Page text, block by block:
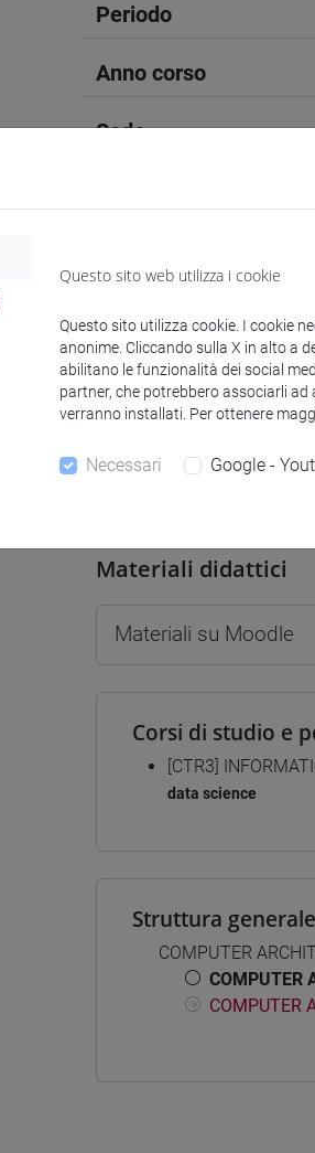
Periodo
Anno corso
Sede
Docenti e corsi di
Docenti
Materiali didattici
Materiali su Moodle
Corsi di studio e
[CTR3]
data science
Struttura
COMPUTER
COMPUTER
COMPUTER
Questo sito web utilizza i cookie
Questo sito utilizza cookie. I cookie
anonime. Cliccando sulla X in alto a
abilitano le funzionalità dei social
partner, che potrebbero associarli ad
verranno installati. Per ottenere
Necessari Google -